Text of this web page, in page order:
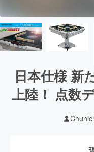
日本仕様 新
上陸！ 点数